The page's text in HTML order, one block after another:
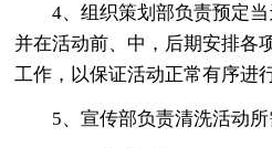
4、组织策划部负责预定当
并在活动前、中，后期安排各
工作，以保证活动正常有序进行
5、宣传部负责清洗活动所